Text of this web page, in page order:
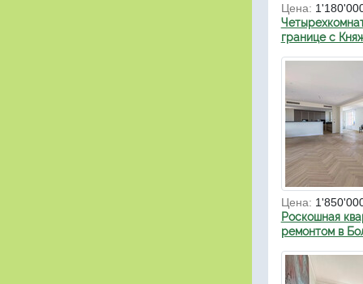
Цена:
границе с
Цена:
Роскошная
ремонтом в